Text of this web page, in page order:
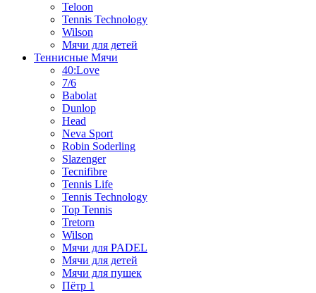
Teloon
Tennis Technology
Wilson
Мячи для детей
Теннисные Мячи
40:Love
7/6
Babolat
Dunlop
Head
Neva Sport
Robin Soderling
Slazenger
Tecnifibre
Tennis Life
Tennis Technology
Top Tennis
Tretorn
Wilson
Мячи для PADEL
Мячи для детей
Мячи для пушек
Пётр 1